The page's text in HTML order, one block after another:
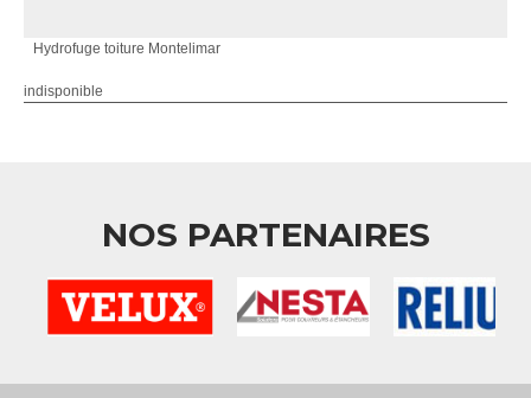
Hydrofuge toiture Montelimar
indisponible
NOS PARTENAIRES